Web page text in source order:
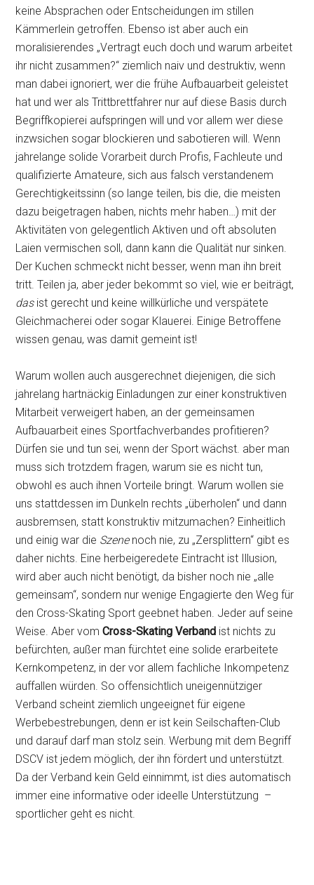
keine Absprachen oder Entscheidungen im stillen
Kämmerlein getroffen. Ebenso ist aber auch ein
moralisierendes „Vertragt euch doch und warum arbeitet
ihr nicht zusammen?“ ziemlich naiv und destruktiv, wenn
man dabei ignoriert, wer die frühe Aufbauarbeit geleistet
hat und wer als Trittbrettfahrer nur auf diese Basis durch
Begriffkopierei aufspringen will und vor allem wer diese
inzwsichen sogar blockieren und sabotieren will. Wenn
jahrelange solide Vorarbeit durch Profis, Fachleute und
qualifizierte Amateure, sich aus falsch verstandenem
Gerechtigkeitssinn (so lange teilen, bis die, die meisten
dazu beigetragen haben, nichts mehr haben…) mit der
Aktivitäten von gelegentlich Aktiven und oft absoluten
Laien vermischen soll, dann kann die Qualität nur sinken.
Der Kuchen schmeckt nicht besser, wenn man ihn breit
tritt. Teilen ja, aber jeder bekommt so viel, wie er beiträgt,
dasist gerecht und keine willkürliche und verspätete
Gleichmacherei oder sogar Klauerei. Einige Betroffene
wissen genau, was damit gemeint ist!
Warum wollen auch ausgerechnet diejenigen, die sich
jahrelang hartnäckig Einladungen zur einer konstruktiven
Mitarbeit verweigert haben, an der gemeinsamen
Aufbauarbeit eines Sportfachverbandes profitieren?
Dürfen sie und tun sei, wenn der Sport wächst. aber man
muss sich trotzdem fragen, warum sie es nicht tun,
obwohl es auch ihnen Vorteile bringt. Warum wollen sie
uns stattdessen im Dunkeln rechts „überholen“ und dann
ausbremsen, statt konstruktiv mitzumachen? Einheitlich
und einig war die Szenenoch nie, zu „Zersplittern“ gibt es
daher nichts. Eine herbeigeredete Eintracht ist Illusion,
wird aber auch nicht benötigt, da bisher noch nie „alle
gemeinsam“, sondern nur wenige Engagierte den Weg für
den Cross-Skating Sport geebnet haben. Jeder auf seine
Weise. Aber vomCross-Skating Verband ist nichts zu
befürchten, außer man fürchtet eine solide erarbeitete
Kernkompetenz, in der vor allem fachliche Inkompetenz
auffallen würden. So offensichtlich uneigennütziger
Verband scheint ziemlich ungeeignet für eigene
Werbebestrebungen, denn er ist kein Seilschaften-Club
und darauf darf man stolz sein. Werbung mit dem Begriff
DSCV ist jedem möglich, der ihn fördert und unterstützt.
Da der Verband kein Geld einnimmt, ist dies automatisch
immer eine informative oder ideelle Unterstützung –
sportlicher geht es nicht.